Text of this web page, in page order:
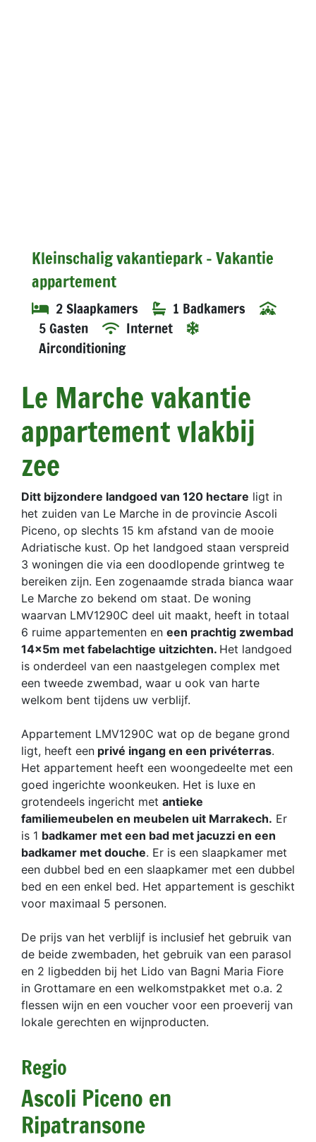
Kleinschalig vakantiepark - Vakantie
appartement
2 Slaapkamers
1 Badkamers
5 Gasten
Internet
Airconditioning
Le Marche vakantie
appartement vlakbij
zee
Ditt bijzondere landgoed van 120 hectare ligt in
het zuiden van Le Marche in de provincie Ascoli
Piceno, op slechts 15 km afstand van de mooie
Adriatische kust. Op het landgoed staan verspreid
3 woningen die via een doodlopende grintweg te
bereiken zijn. Een zogenaamde strada bianca waar
Le Marche zo bekend om staat. De woning
waarvan LMV1290C deel uit maakt, heeft in totaal
6 ruime appartementen en een prachtig zwembad
14x5m met fabelachtige uitzichten. Het landgoed
is onderdeel van een naastgelegen complex met
een tweede zwembad, waar u ook van harte
welkom bent tijdens uw verblijf.
Appartement LMV1290C wat op de begane grond
ligt, heeft een privé ingang en een privéterras.
Het appartement heeft een woongedeelte met een
goed ingerichte woonkeuken. Het is luxe en
grotendeels ingericht met antieke
familiemeubelen en meubelen uit Marrakech. Er
is 1 badkamer met een bad met jacuzzi en een
badkamer met douche. Er is een slaapkamer met
een dubbel bed en een slaapkamer met een dubbel
bed en een enkel bed. Het appartement is geschikt
voor maximaal 5 personen.
De prijs van het verblijf is inclusief het gebruik van
de beide zwembaden, het gebruik van een parasol
en 2 ligbedden bij het Lido van Bagni Maria Fiore
in Grottamare en een welkomstpakket met o.a. 2
flessen wijn en een voucher voor een proeverij van
lokale gerechten en wijnproducten.
Regio
Ascoli Piceno en
Ripatransone